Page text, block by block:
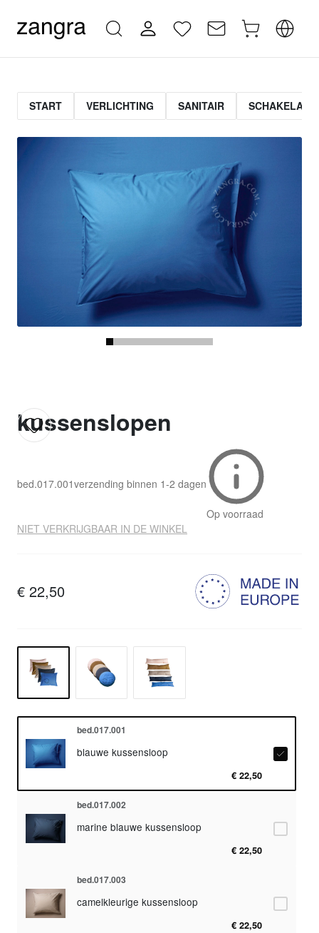
START VERLICHTING SANITAIR
kussenslopen
bed.017.001verzending binnen 1-2 dagen
Op voorraad
NIET VERKRIJGBAAR IN DE WINKEL
€ 22,50
bed.017.001
blauwe kussensloop
€ 22,50
bed.017.002
marine blauwe kussensloop
€ 22,50
bed.017.003
camelkleurige kussensloop
€ 22,50